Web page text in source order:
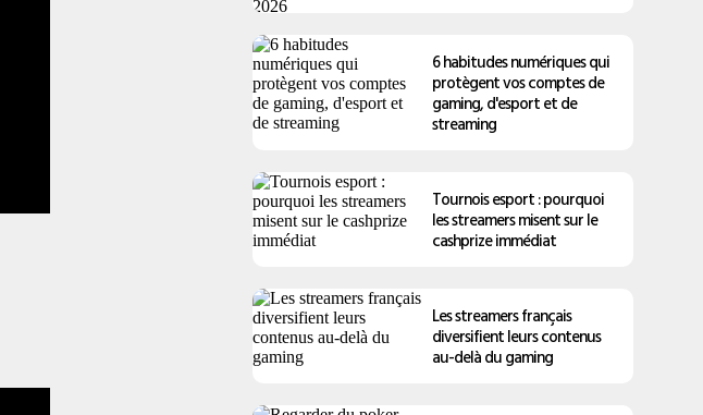
6 habitudes numériques qui
protègent vos comptes de
gaming, d'esport et de
streaming
Tournois esport : pourquoi
les streamers misent sur le
cashprize immédiat
Les streamers français
diversifient leurs contenus
au-delà du gaming